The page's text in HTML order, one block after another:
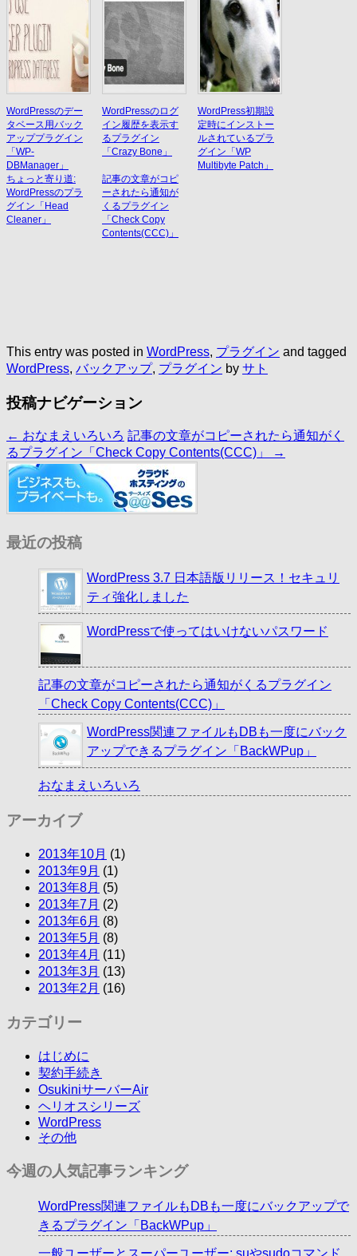
WordPressのデー
タベース用バック
アッププラグイン
「WP-
DBManager」
WordPressのログ
イン履歴を表示す
るプラグイン
「Crazy Bone」
WordPress初期設
定時にインストー
ルされているプラ
グイン「WP
Multibyte Patch」
ちょっと寄り道:
WordPressのプラ
グイン「Head
Cleaner」
記事の文章がコピ
ーされたら通知が
くるプラグイン
「Check Copy
Contents(CCC)」
This entry was posted in WordPress, プラグイン and tagged
WordPress, バックアップ, プラグイン by サト
投稿ナビゲーション
← おなまえいろいろ 記事の文章がコピーされたら通知がく
るプラグイン「Check Copy Contents(CCC)」
→
最近の投稿
WordPress 3.7 日本語版リリース！セキュリ
ティ強化しました
WordPressで使ってはいけないパスワード
記事の文章がコピーされたら通知がくるプラグイン
「Check Copy Contents(CCC)」
WordPress関連ファイルもDBも一度にバック
アップできるプラグイン「BackWPup」
おなまえいろいろ
アーカイブ
2013年10月 (1)
2013年9月 (1)
2013年8月 (5)
2013年7月 (2)
2013年6月 (8)
2013年5月 (8)
2013年4月 (11)
2013年3月 (13)
2013年2月 (16)
カテゴリー
はじめに
契約手続き
OsukiniサーバーAir
ヘリオスシリーズ
WordPress
その他
今週の人気記事ランキング
WordPress関連ファイルもDBも一度にバックアップで
きるプラグイン「BackWPup」
一般ユーザーとスーパーユーザー: suやsudoコマンド